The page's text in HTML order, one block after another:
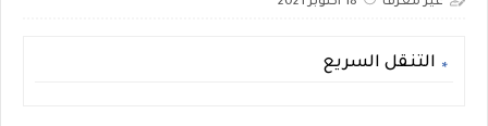
غير معرف 18 أكتوبر 2021
التنقل السريع